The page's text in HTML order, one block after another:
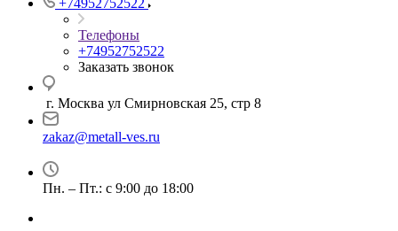
+74952752522
Телефоны
+74952752522
Заказать звонок
г. Москва ул Смирновская 25, стр 8
zakaz@metall-ves.ru
Пн. – Пт.: с 9:00 до 18:00